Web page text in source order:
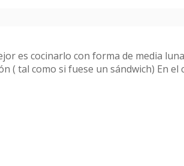
es cocinarlo con forma de media
tal como si fuese un sándwich) En el